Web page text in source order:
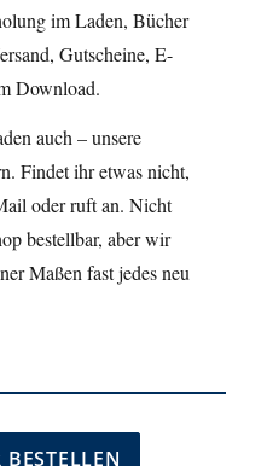
im Laden, Bücher
Gutscheine, E-
Download.
auch – unsere
Findet ihr etwas nicht,
oder ruft an. Nicht
bestellbar, aber wir
Maßen fast jedes neu